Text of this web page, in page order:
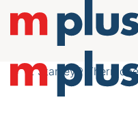
nachhaltig schöner werben
Stanley®